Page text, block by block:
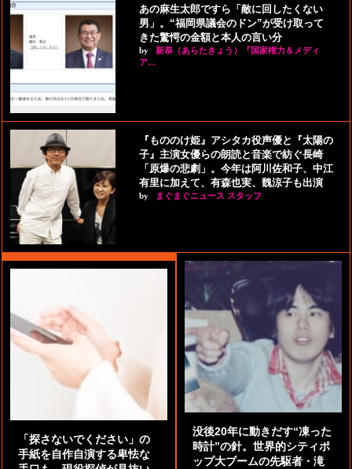
あの麻生太郎ですら「敵に回したくない
男」。“福岡県議会のドン”が受け取って
きた驚愕の金額と本人の言い分
by
新恭（あらたきょう）『国家権力＆メディ
ア…
『もののけ姫』アシタカ役声優と『太陽の
子』主演女優らの朗読と音楽で紡ぐ長崎
「原爆の悲劇」。今年は阿川佐和子、中江
有里に加えて、有森也実、魏涼子も出演
by まぐまぐニュース スタッフ
「探さないでください」の
手紙を自作自演する卑怯な
没後20年に動きだす“凍った
時計”の針。世界的シティポ
ップ大ブームの先駆者・滝